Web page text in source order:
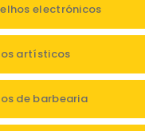
electrónicos
artísticos
de barbearia